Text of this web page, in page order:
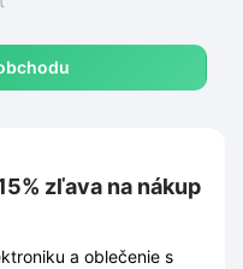
zľava na nákup
a oblečenie s